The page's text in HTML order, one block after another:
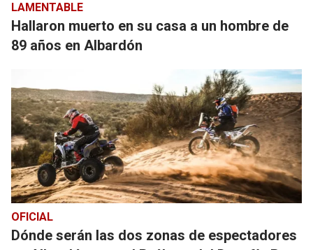
LAMENTABLE
Hallaron muerto en su casa a un hombre de
89 años en Albardón
OFICIAL
Dónde serán las dos zonas de espectadores